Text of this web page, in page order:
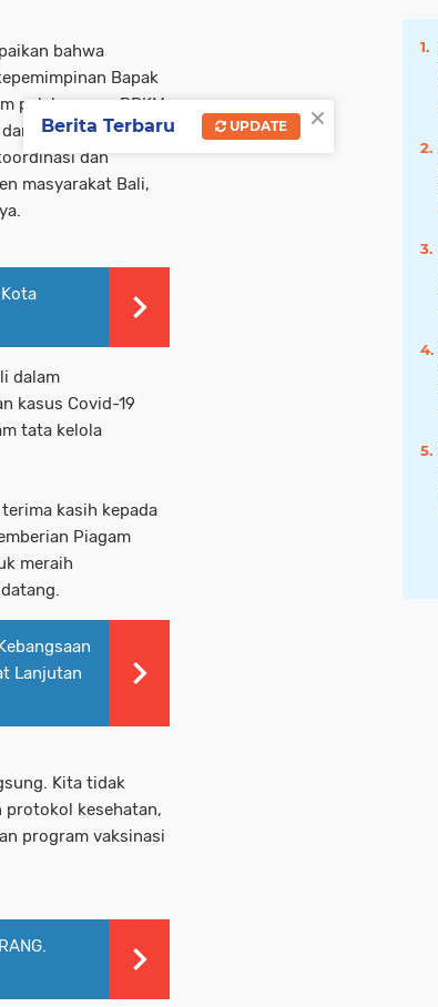
bahwa
Bapak
pelaksanaan PPKM
dan strategi
dan
masyarakat Bali,
dalam
kasus Covid-19
tata kelola
kasih kepada
Piagam
meraih
Lanjutan
Kita tidak
protokol kesehatan,
program vaksinasi
×
Berita Terbaru UPDATE